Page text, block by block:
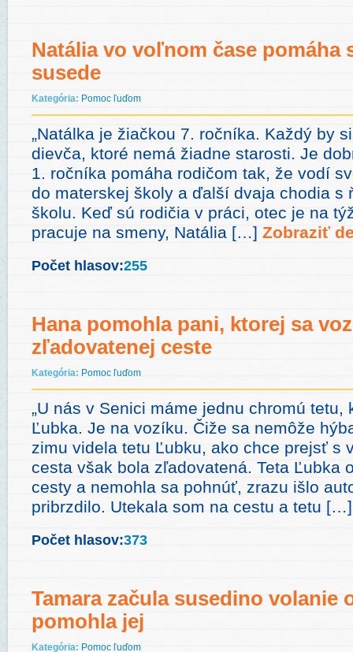
Natália vo voľnom čase pomáha
susede
Kategória: Pomoc ľuďom
„Natálka je žiačkou 7. ročníka. Každý by
dievča, ktoré nemá žiadne starosti. Je
1. ročníka pomáha rodičom tak, že vodí
do materskej školy a ďalší dvaja chodia s
školu. Keď sú rodičia v práci, otec je na
pracuje na smeny, Natália […] Zobraziť
Počet hlasov:255
Hana pomohla pani, ktorej sa
zľadovatenej ceste
Kategória: Pomoc ľuďom
„U nás v Senici máme jednu chromú tetu,
Ľubka. Je na vozíku. Čiže sa nemôže
zimu videla tetu Ľubku, ako chce prejsť s
cesta však bola zľadovatená. Teta Ľubka
cesty a nemohla sa pohnúť, zrazu išlo
pribrzdilo. Utekala som na cestu a tetu
Počet hlasov:373
Tamara začula susedino volanie
pomohla jej
Kategória: Pomoc ľuďom